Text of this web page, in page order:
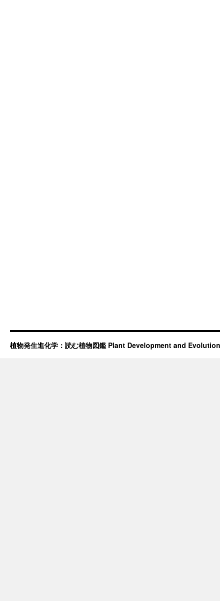
植物発生進化学：読む植物図鑑 Plant Development and Evolution